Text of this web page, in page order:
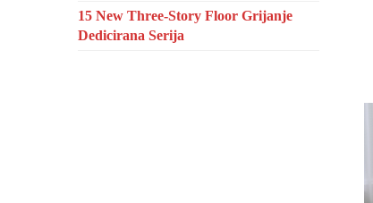
15 New Three-Story Floor Grijanje
Dedicirana Serija